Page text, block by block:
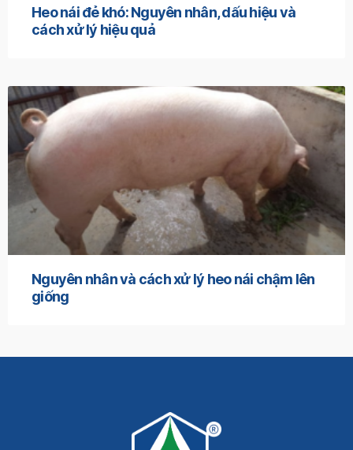
Heo nái đẻ khó: Nguyên nhân, dấu hiệu và
cách xử lý hiệu quả
Nguyên nhân và cách xử lý heo nái chậm lên
giống